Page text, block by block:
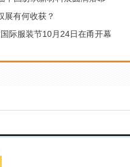
展有何收获？
际服装节10月24日在甬开幕